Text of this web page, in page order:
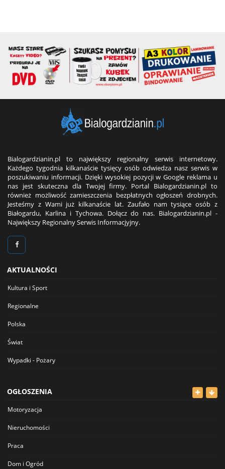
Bialogardzianin.pl to największy regionalny serwis internetowy.
Każdego tygodnia kilkanaście tysięcy osób odwiedza nasz serwis w
poszukiwaniu informacji. Dzięki wysokiej pozycji w Google reklama u
nas jest skuteczna dla Twojej firmy. Portal Bialogardzianin.pl to
również możliwość zamieszczenia bezpłatnych ogłoszeń drobnych.
Jesteśmy z Wami już kilkanaście lat. Zaufało nam tysiące osób z
Białogardu, Karlina i Tychowa. Dołącz do nas. Bialogardzianin.pl -
Największy Regionalny Serwis Informacjyjny.
AKTUALNOŚCI
Kultura i Sport
Regionalne
Polska
Świat
Wypadki - Pożary
OGŁOSZENIA
Motoryzacja
Nieruchomości
Praca
Dom i Ogród